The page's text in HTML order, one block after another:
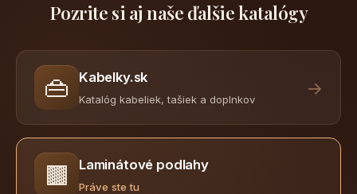
Pozrite si aj naše ďalšie katalógy
👜 Kabelky.sk
Katalóg kabeliek, tašiek a doplnkov
→
🟫 Laminátové podlahy
Práve ste tu